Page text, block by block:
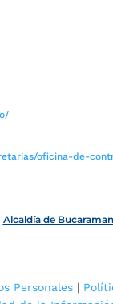
oficina-de-
Alcaldía de
Personales |